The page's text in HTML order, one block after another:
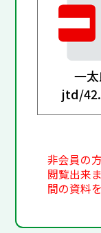
一
jtd/
非会員の
閲覧出来
間の資料